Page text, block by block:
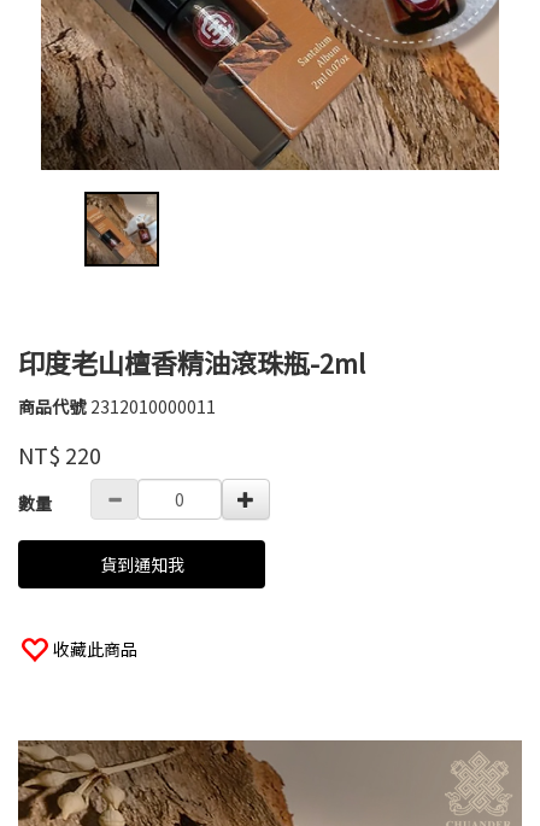
印度老山檀香精油滾珠瓶-2ml
商品代號 2312010000011
2312010000011
品牌
芙
玉
寶
NT$ 220
GOODS000000000000002640735
數量
貨到通知我
收藏此商品